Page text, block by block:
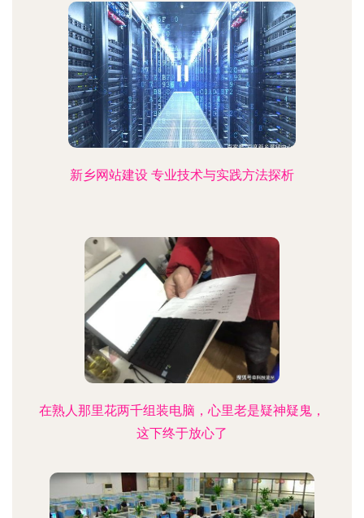
新乡网站建设 专业技术与实践方法探析
在熟人那里花两千组装电脑，心里老是疑神疑鬼，
这下终于放心了